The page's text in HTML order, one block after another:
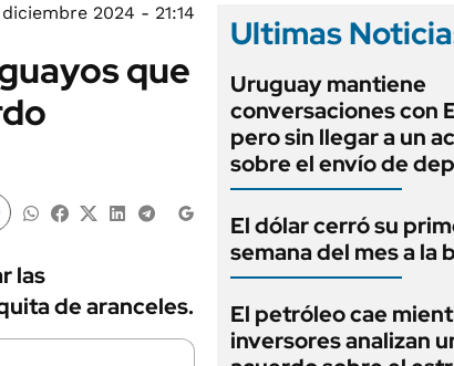
2024 - 21:14
que
las
de aranceles.
Ultimas
Uruguay mantiene
conversaciones con
pero sin llegar a un
sobre el envío de
El dólar cerró su
semana del mes a la
El petróleo cae
inversores analizan